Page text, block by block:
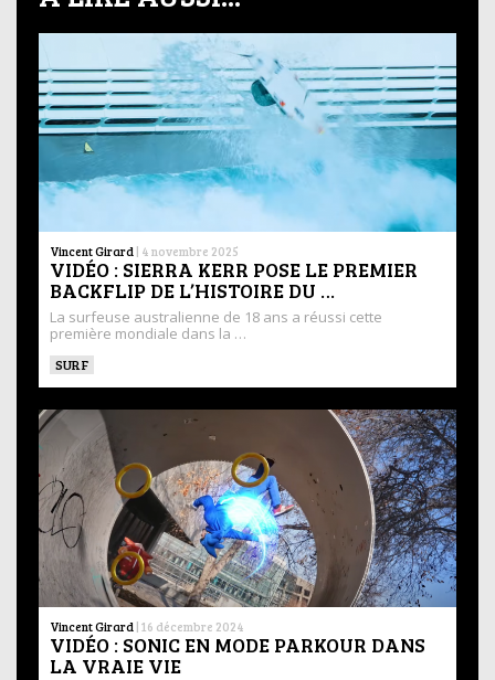
Vincent Girard | 4 novembre 2025
VIDÉO : SIERRA KERR POSE LE PREMIER
BACKFLIP DE L’HISTOIRE DU …
La surfeuse australienne de 18 ans a réussi cette
première mondiale dans la …
SURF
Vincent Girard | 16 décembre 2024
VIDÉO : SONIC EN MODE PARKOUR DANS
LA VRAIE VIE